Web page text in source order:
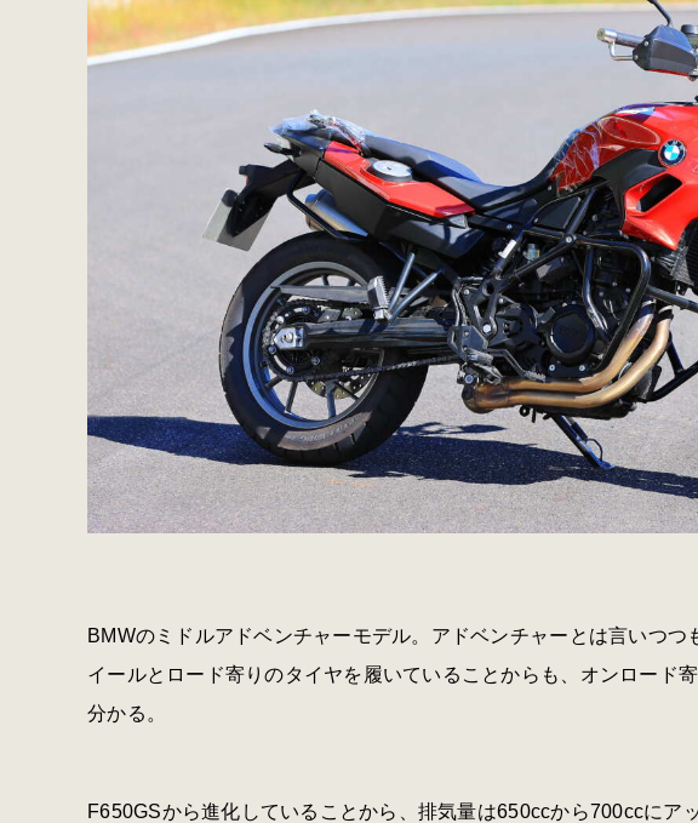
BMWのミドルアドベンチャーモデル。アドベンチャーとは言いつ
イールとロード寄りのタイヤを履いていることからも、オンロード
分かる。
F650GSから進化していることから、排気量は650ccから700ccにア